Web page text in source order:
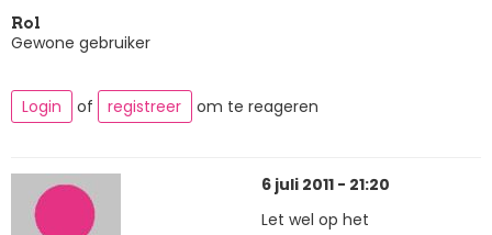
Rol
Gewone gebruiker
Login of registreer om te reageren
6 juli 2011 - 21:20
Let wel op het